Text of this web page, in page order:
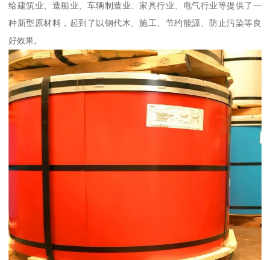
给建筑业、造船业、车辆制造业、家具行业、电气行业等提供了一
种新型原材料，起到了以钢代木、施工、节约能源、防止污染等良
好效果。